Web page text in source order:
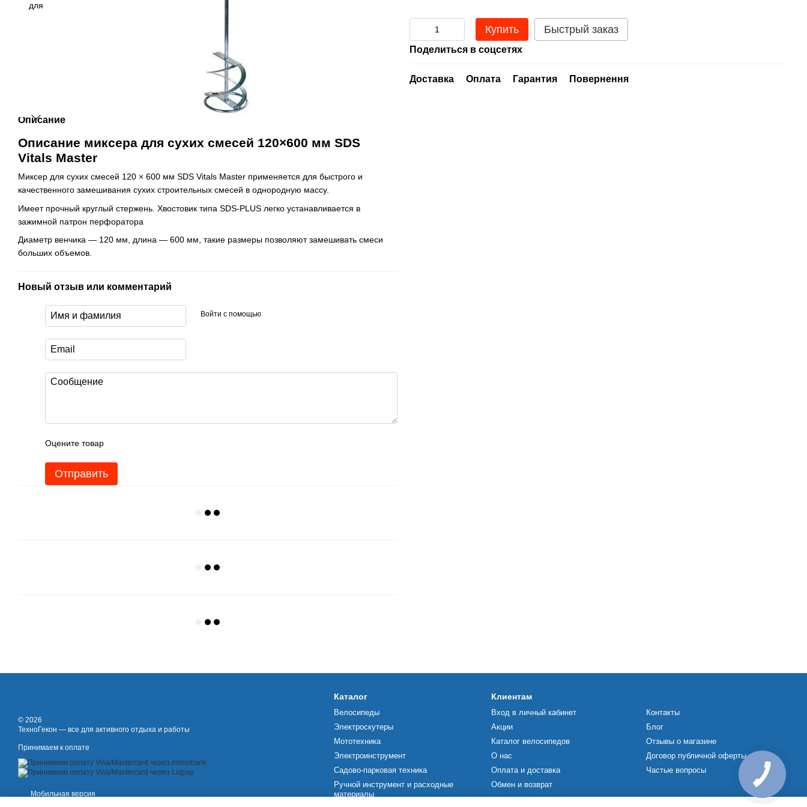
Описание
Описание миксера для сухих смесей 120×600 мм SDS
Vitals Master
Миксер для сухих смесей 120 × 600 мм SDS Vitals Master применяется для быстрого и
качественного замешивания сухих строительных смесей в однородную массу.
Имеет прочный круглый стержень. Хвостовик типа SDS-PLUS легко устанавливается в
зажимной патрон перфоратора
Диаметр венчика — 120 мм, длина — 600 мм, такие размеры позволяют замешивать смеси
больших объемов.
Новый отзыв или комментарий
Войти с помощью
Оцените товар
Отправить
Купить Быстрый заказ
Поделиться в соцсетях
Доставка Оплата Гарантия Повернення
© 2026
ТехноГекон — все для активного отдыха и работы
Принимаем к оплате
Мобильная версия
Каталог
Велосипеды
Электроскутеры
Мототехника
Электроинструмент
Садово-парковая техника
Ручной инструмент и расходные
материалы
Клиентам
Вход в личный кабинет
Акции
Каталог велосипедов
О нас
Оплата и доставка
Обмен и возврат
Контакты
Блог
Отзывы о магазине
Договор публичной оферты
Частые вопросы